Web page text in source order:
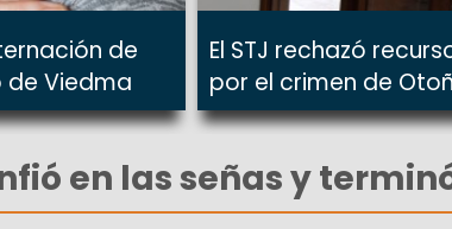
de
de Viedma
El STJ rechazó
por el crimen de
en las señas y